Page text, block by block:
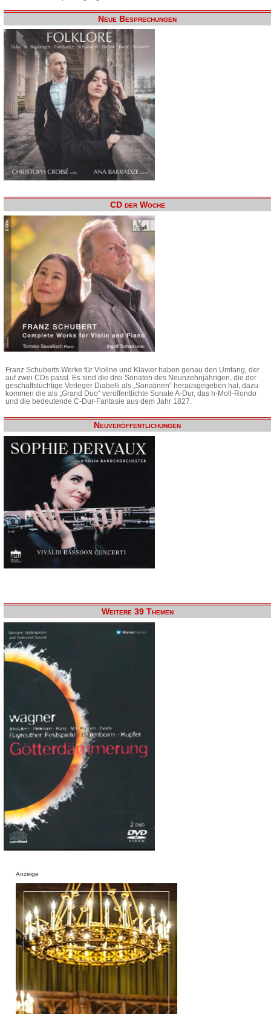
Neue Besprechungen
CD der Woche
Franz Schuberts Werke für Violine und Klavier haben genau den Umfang, der
auf zwei CDs passt. Es sind die drei Sonaten des Neunzehnjährigen, die der
geschäftstüchtige Verleger Diabelli als „Sonatinen“ herausgegeben hat, dazu
kommen die als „Grand Duo“ veröffentlichte Sonate A-Dur, das h-Moll-Rondo
und die bedeutende C-Dur-Fantasie aus dem Jahr 1827.
Neuveröffentlichungen
Weitere 39 Themen
Anzeige